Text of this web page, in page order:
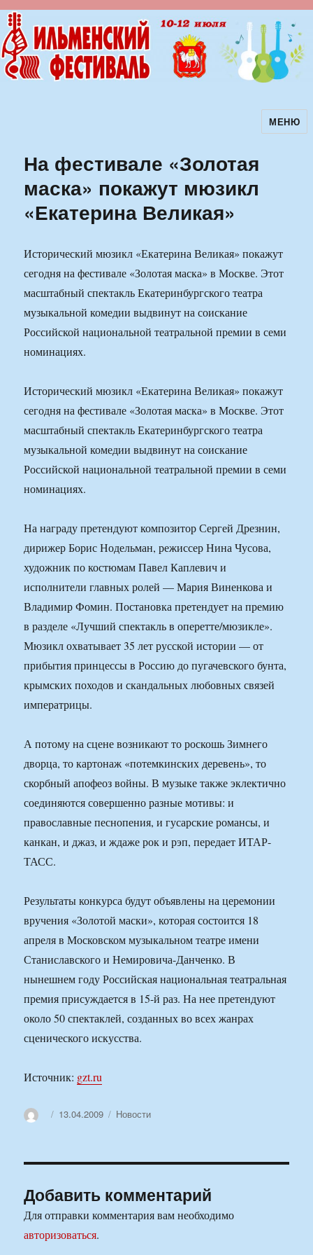
Ильменский фестиваль авторскойМЕНЮ
На фестивале «Золотая
маска» покажут мюзикл
«Екатерина Великая»
Исторический мюзикл «Екатерина Великая» покажут
сегодня на фестивале «Золотая маска» в Москве. Этот
масштабный спектакль Екатеринбургского театра
музыкальной комедии выдвинут на соискание
Российской национальной театральной премии в семи
номинациях.
Исторический мюзикл «Екатерина Великая» покажут
сегодня на фестивале «Золотая маска» в Москве. Этот
масштабный спектакль Екатеринбургского театра
музыкальной комедии выдвинут на соискание
Российской национальной театральной премии в семи
номинациях.
На награду претендуют композитор Сергей Дрезнин,
дирижер Борис Нодельман, режиссер Нина Чусова,
художник по костюмам Павел Каплевич и
исполнители главных ролей — Мария Виненкова и
Владимир Фомин. Постановка претендует на премию
в разделе «Лучший спектакль в оперетте/мюзикле».
Мюзикл охватывает 35 лет русской истории — от
прибытия принцессы в Россию до пугачевского бунта,
крымских походов и скандальных любовных связей
императрицы.
А потому на сцене возникают то роскошь Зимнего
дворца, то картонаж «потемкинских деревень», то
скорбный апофеоз войны. В музыке также эклектично
соединяются совершенно разные мотивы: и
православные песнопения, и гусарские романсы, и
канкан, и джаз, и ждаже рок и рэп, передает ИТАР-
ТАСС.
Результаты конкурса будут объявлены на церемонии
вручения «Золотой маски», которая состоится 18
апреля в Московском музыкальном театре имени
Станиславского и Немировича-Данченко. В
нынешнем году Российская национальная театральная
премия присуждается в 15-й раз. На нее претендуют
около 50 спектаклей, созданных во всех жанрах
сценического искусства.
Источник: gzt.ru
АвторОпубликовано
13.04.2009 Рубрики
Новости
Добавить комментарий
Для отправки комментария вам необходимо
авторизоваться.